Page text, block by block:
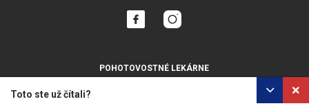
Toto ste už čítali?
POHOTOVOSTNÉ LEKÁRNE